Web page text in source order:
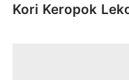
Kori Keropok